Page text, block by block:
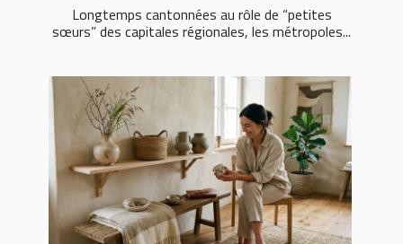
Longtemps cantonnées au rôle de “petites
sœurs” des capitales régionales, les métropoles...